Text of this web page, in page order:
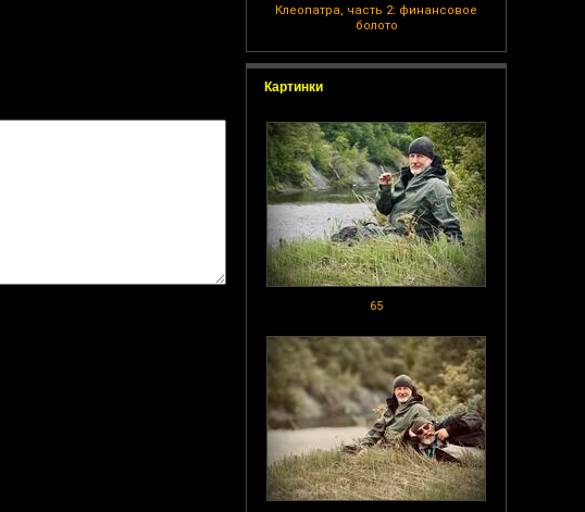
Клеопатра, часть 2: финансовое
болото
Картинки
65